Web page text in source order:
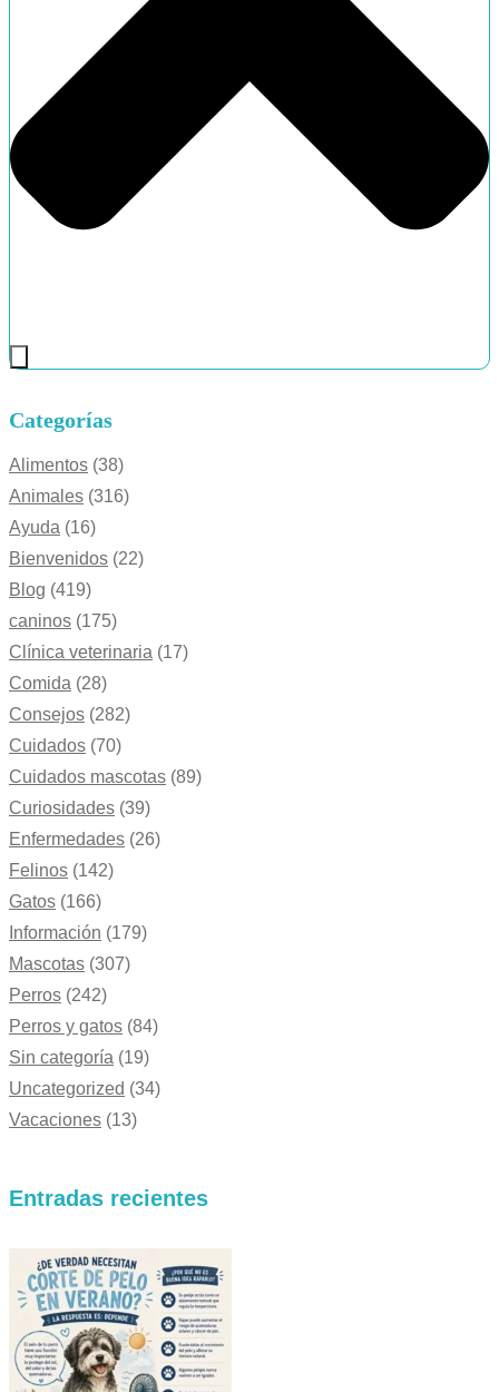
Categorías
Alimentos (38)
Animales (316)
Ayuda (16)
Bienvenidos (22)
Blog (419)
caninos (175)
Clínica veterinaria (17)
Comida (28)
Consejos (282)
Cuidados (70)
Cuidados mascotas (89)
Curiosidades (39)
Enfermedades (26)
Felinos (142)
Gatos (166)
Información (179)
Mascotas (307)
Perros (242)
Perros y gatos (84)
Sin categoría (19)
Uncategorized (34)
Vacaciones (13)
Entradas recientes